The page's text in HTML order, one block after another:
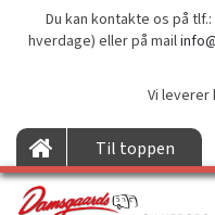
Du kan kontakte os på tlf.:
hverdage) eller på mail
Vi leverer
Til toppen